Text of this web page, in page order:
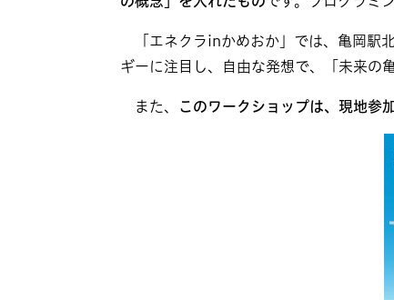
「エネクラinかめおか」では、亀岡駅
ギーに注目し、自由な発想で、「未来の
また、 このワークショップは、現地参